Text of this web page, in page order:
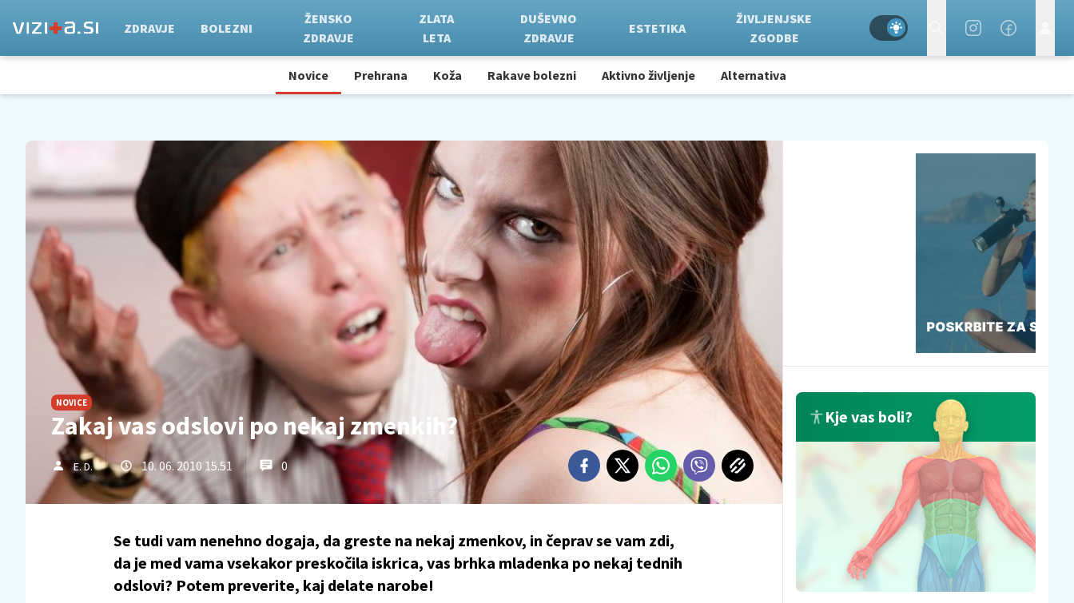
ZDRAVJE BOLEZNI
ŽENSKO
ZDRAVJE
ZLATA
LETA
DUŠEVNO
ZDRAVJE
ESTETIKA
ŽIVLJENJSKE
ZGODBE
Novice Prehrana Koža Rakave bolezni Aktivno življenje Alternativa
NOVICE
Zakaj vas odslovi po nekaj zmenkih?
E. D. 10. 06. 2010 15.51 0
Se tudi vam nenehno dogaja, da greste na nekaj zmenkov, in čeprav se vam zdi,
da je med vama vsekakor preskočila iskrica, vas brhka mladenka po nekaj tednih
odslovi? Potem preverite, kaj delate narobe!
Kje vas boli?